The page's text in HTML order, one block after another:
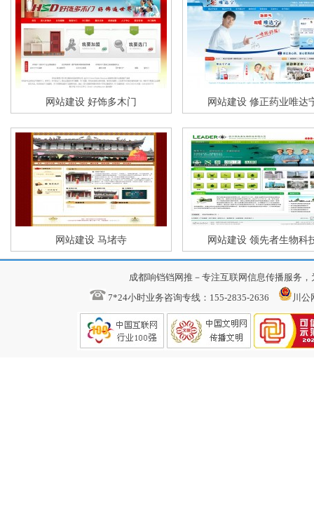
网站建设 好饰多木门 网站建设 修正药业唯达
网站建设 马堵寺 网站建设 领先者生物科
成都响铛铛网推－专注互联网信息传播服务
7*24小时业务咨询专线：155-2835-2636
川公